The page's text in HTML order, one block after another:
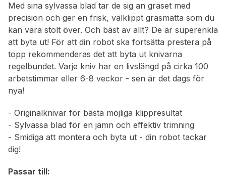
Med sina sylvassa blad tar de sig an gräset med
precision och ger en frisk, välklippt gräsmatta som du
kan vara stolt över. Och bäst av allt? De är superenkla
att byta ut! För att din robot ska fortsätta prestera på
topp rekommenderas det att byta ut knivarna
regelbundet. Varje kniv har en livslängd på cirka 100
arbetstimmar eller 6-8 veckor - sen är det dags för
nya!
- Originalknivar för bästa möjliga klippresultat
- Sylvassa blad för en jämn och effektiv trimning
- Smidiga att montera och byta ut - din robot tackar
dig!
Passar till: